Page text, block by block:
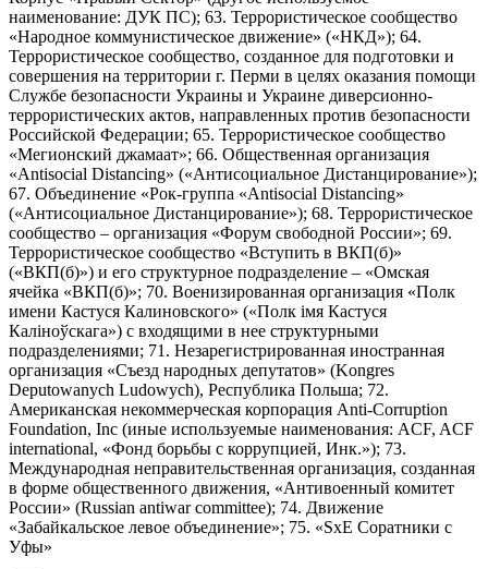
наименование: ДУК ПС); 63. Террористическое сообщество
«Народное коммунистическое движение» («НКД»); 64.
Террористическое сообщество, созданное для подготовки и
совершения на территории г. Перми в целях оказания помощи
Службе безопасности Украины и Украине диверсионно-
террористических актов, направленных против безопасности
Российской Федерации; 65. Террористическое сообщество
«Мегионский джамаат»; 66. Общественная организация
«Antisocial Distancing» («Антисоциальное Дистанцирование»);
67. Объединение «Рок-группа «Antisocial Distancing»
(«Антисоциальное Дистанцирование»); 68. Террористическое
сообщество – организация «Форум свободной России»; 69.
Террористическое сообщество «Вступить в ВКП(б)»
(«ВКП(б)») и его структурное подразделение – «Омская
ячейка «ВКП(б)»; 70. Военизированная организация «Полк
имени Кастуся Калиновского» («Полк iмя Кастуся
Калiноўскага») с входящими в нее структурными
подразделениями; 71. Незарегистрированная иностранная
организация «Съезд народных депутатов» (Kongres
Deputowanych Ludowych), Республика Польша; 72.
Американская некоммерческая корпорация Anti-Corruption
Foundation, Inc (иные используемые наименования: ACF, ACF
international, «Фонд борьбы с коррупцией, Инк.»); 73.
Международная неправительственная организация, созданная
в форме общественного движения, «Антивоенный комитет
России» (Russian antiwar committee); 74. Движение
«Забайкальское левое объединение»; 75. «SxE Соратники с
Уфы»